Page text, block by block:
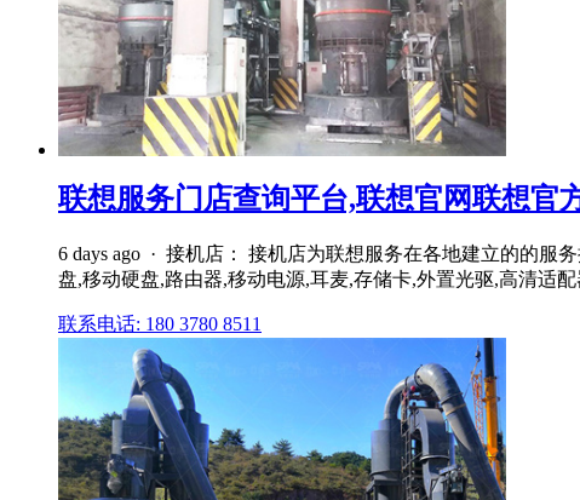
联想服务门店查询平台,联想官网联想官
6 days ago · 接机店： 接机店为联想服务在各地建立的的服
盘,移动硬盘,路由器,移动电源,耳麦,存储卡,外置光驱,高清适
联系电话: 180 3780 8511